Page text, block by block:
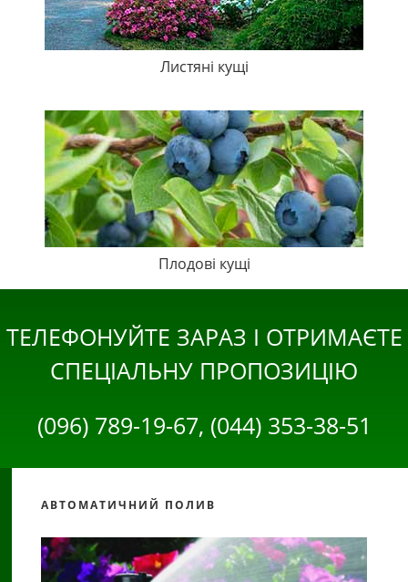
Листяні кущі
Плодові кущі
ТЕЛЕФОНУЙТЕ ЗАРАЗ І ОТРИМАЄТЕ
СПЕЦІАЛЬНУ ПРОПОЗИЦІЮ
(096) 789-19-67, (044) 353-38-51
АВТОМАТИЧНИЙ ПОЛИВ